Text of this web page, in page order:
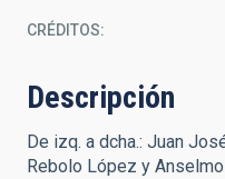
CRÉDITOS
Descripción
De izq. a dcha.: Juan
Rebolo López y